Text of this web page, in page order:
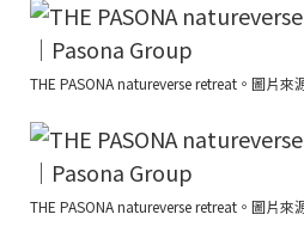
THE PASONA natureverse retreat。圖片
THE PASONA natureverse retreat。圖片